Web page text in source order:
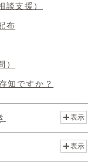
談支援）
布
）
知ですか？
表示
表示